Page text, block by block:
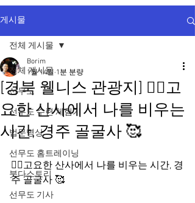
게시물
전체 게시물
선무도
선무도 수련 체험기
법문명상
선무도 홈트레이닝
붓다스토리
선무도 기사
전체 게시물
[경북 웰니스 관광지] 🧘‍♀고
요한 산사에서 나를 비우는
시간, 경주 골굴사 🥰
Borim
1월 14일 1분 분량
🧘‍♀고요한 산사에서 나를 비우는 시간, 경
주 골굴사 🥰